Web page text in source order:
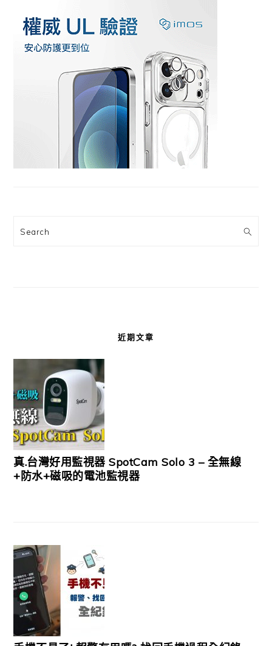
Search
近期文章
真.台灣好用監視器 SpotCam Solo 3 – 全無線
+防水+磁吸的電池監視器